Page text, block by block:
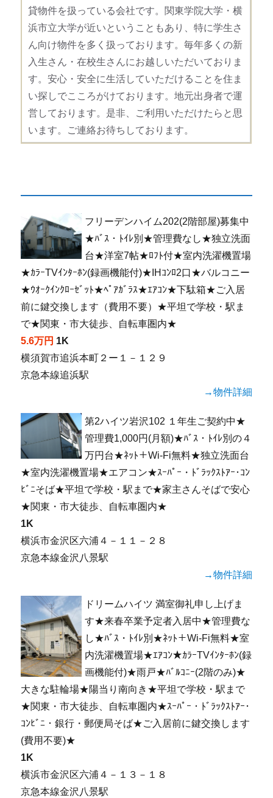
貸物件を扱っている会社です。関東学院大学・横
浜市立大学が近いということもあり、特に学生さ
ん向け物件を多く扱っております。毎年多くの新
入生さん・在校生さんにお越しいただいておりま
す。安心・安全に生活していただけることを住ま
い探しでこころがけております。地元出身者で運
営しております。是非、ご利用いただけたらと思
います。ご連絡お待ちしております。
フリーデンハイム202(2階部屋)募集中
★ﾊﾞｽ・ﾄｲﾚ別★管理費なし★独立洗面
台★洋室7帖★ﾛﾌﾄ付★室内洗濯機置場
★ｶﾗｰTVｲﾝﾀｰﾎﾝ(録画機能付)★IHｺﾝﾛ2口★バルコニー
★ｳｵｰｸｲﾝｸﾛｰｾﾞｯﾄ★ﾍﾟｱｶﾞﾗｽ★ｴｱｺﾝ★下駄箱★ご入居
前に鍵交換します（費用不要）★平坦で学校・駅ま
で★関東・市大徒歩、自転車圏内★
5.6万円 1K
横須賀市追浜本町２ー１－１２９
京急本線追浜駅
→物件詳細
第2ハイツ岩沢102 １年生ご契約中★
管理費1,000円(月額)★ﾊﾞｽ・ﾄｲﾚ別の４
万円台★ﾈｯﾄ＋Wi-Fi無料★独立洗面台
★室内洗濯機置場★エアコン★ｽｰﾊﾟｰ・ﾄﾞﾗｯｸｽﾄｱｰ･ｺﾝ
ﾋﾞﾆそば★平坦で学校・駅まで★家主さんそばで安心
★関東・市大徒歩、自転車圏内★
1K
横浜市金沢区六浦４－１１－２８
京急本線金沢八景駅
→物件詳細
ドリームハイツ 満室御礼申し上げま
す★来春卒業予定者入居中★管理費な
し★ﾊﾞｽ・ﾄｲﾚ別★ﾈｯﾄ＋Wi-Fi無料★室
内洗濯機置場★ｴｱｺﾝ★ｶﾗｰTVｲﾝﾀｰﾎﾝ(録
画機能付)★雨戸★ﾊﾞﾙｺﾆｰ(2階のみ)★
大きな駐輪場★陽当り南向き★平坦で学校・駅まで
★関東・市大徒歩、自転車圏内★ｽｰﾊﾟｰ・ﾄﾞﾗｯｸｽﾄｱｰ･
ｺﾝﾋﾞﾆ・銀行・郵便局そば★ご入居前に鍵交換します
(費用不要)★
1K
横浜市金沢区六浦４－１３－１８
京急本線金沢八景駅